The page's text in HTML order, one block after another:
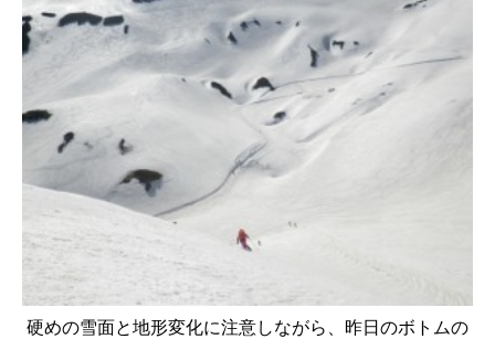
硬めの雪面と地形変化に注意しながら、昨日のボトムの